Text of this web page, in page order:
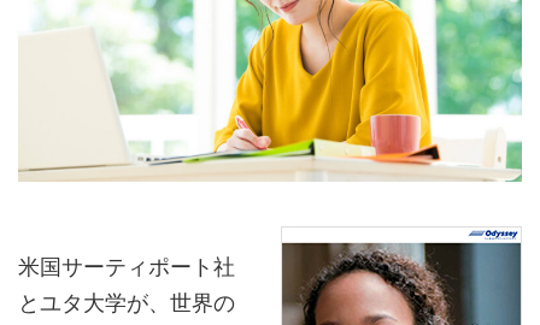
米国サーティポート社
とユタ大学が、世界の